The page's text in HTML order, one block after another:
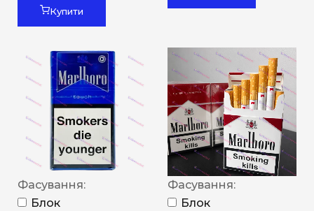
Купити
Фасування:
Блок
Фасування:
Блок